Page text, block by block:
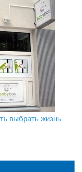
в пляжном
выбрать жизнь